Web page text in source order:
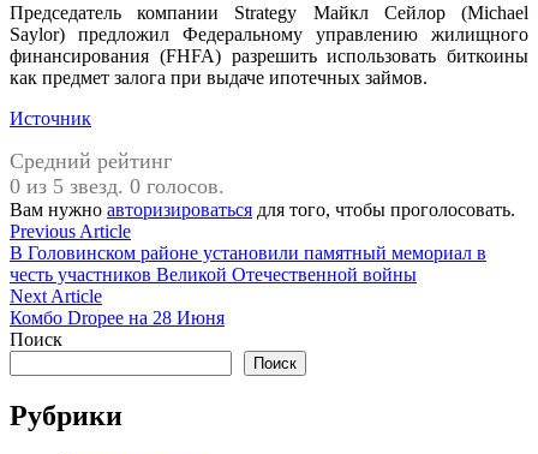
Председатель компании Strategy Майкл Сейлор (Michael
Saylor) предложил Федеральному управлению жилищного
финансирования (FHFA) разрешить использовать биткоины
как предмет залога при выдаче ипотечных займов.
Источник
Средний рейтинг
0 из 5 звезд. 0 голосов.
Вам нужно авторизироваться для того, чтобы проголосовать.
Навигация
по
записям
Previous ArticlePrevious
article:
В Головинском районе установили памятный мемориал в
честь участников Великой Отечественной войны
Next ArticleNext
article:
Комбо Dropee на 28 Июня
Поиск
Поиск
Рубрики